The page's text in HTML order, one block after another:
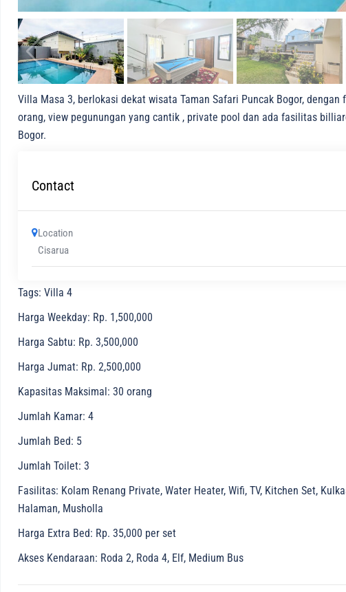
Villa Masa 3, berlokasi dekat wisata Taman Safari Puncak Bogor,
orang, view pegunungan yang cantik , private pool dan ada fasilitas
Bogor.
Contact
Location
Cisarua
Tags: Villa 4
Harga Weekday: Rp. 1,500,000
Harga Sabtu: Rp. 3,500,000
Harga Jumat: Rp. 2,500,000
Kapasitas Maksimal: 30 orang
Jumlah Kamar: 4
Jumlah Bed: 5
Jumlah Toilet: 3
Fasilitas: Kolam Renang Private, Water Heater, Wifi, TV, Kitchen Set,
Halaman, Musholla
Harga Extra Bed: Rp. 35,000 per set
Akses Kendaraan: Roda 2, Roda 4, Elf, Medium Bus